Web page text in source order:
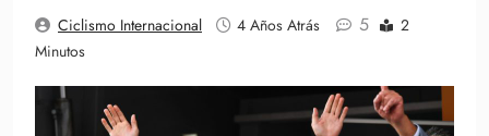
Ciclismo Internacional 4 Años Atrás 5
2
Minutos